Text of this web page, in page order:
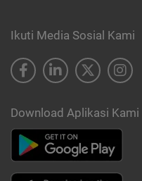
Ikuti Media Sosial Kami
Download Aplikasi Kami